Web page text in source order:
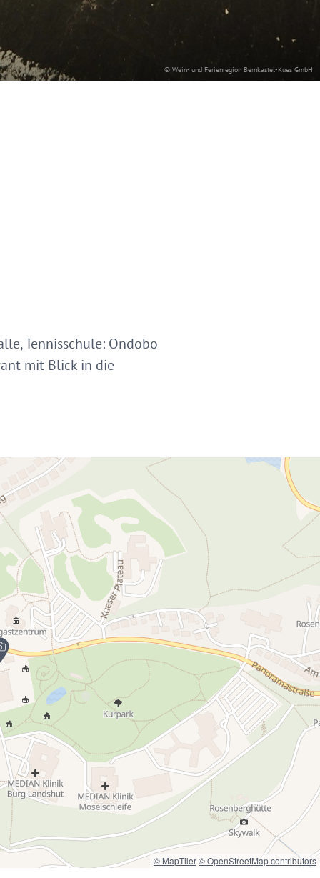
© Wein- und Ferienregion Bernkastel-Kues GmbH
Tennisschule: Ondobo
mit Blick in die
© MapTiler© OpenStreetMap contributors